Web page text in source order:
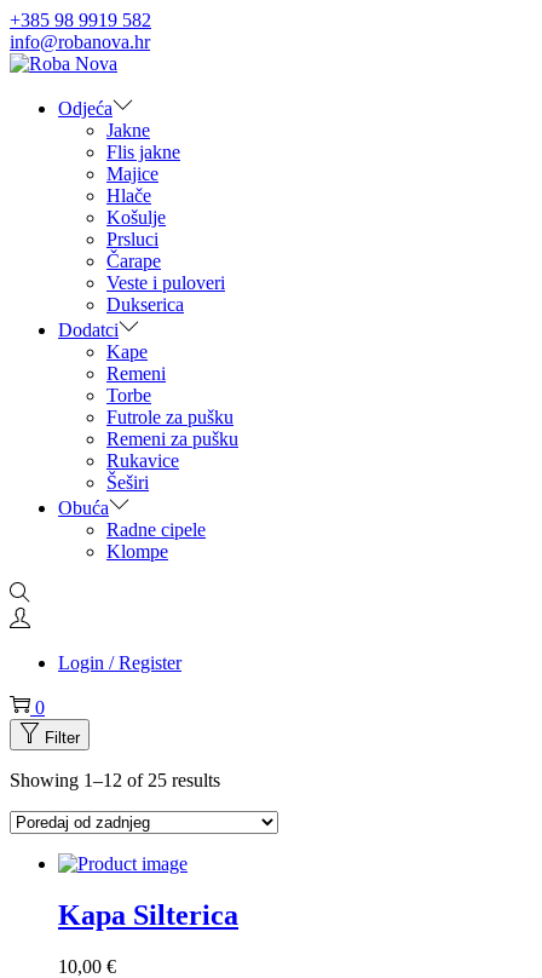
+385 98 9919 582
info@robanova.hr
Skip
navigation
Skip
contentOdjeća
Jakne
Flis jakne
Majice
Hlače
Košulje
Prsluci
Čarape
Veste i puloveri
Dukserica
Dodatci
Kape
Remeni
Torbe
Futrole za pušku
Remeni za pušku
Rukavice
Šeširi
Obuća
Radne cipele
Klompe
Login / Register
0
Filter
Showing 1–12 of 25 results
Kapa Silterica
10,00 €